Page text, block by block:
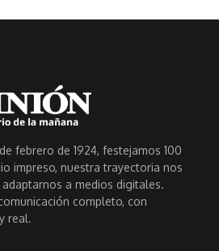
febrero de 1924, festejamos 100
impreso, nuestra trayectoria nos
a medios digitales.
completo, con
real.